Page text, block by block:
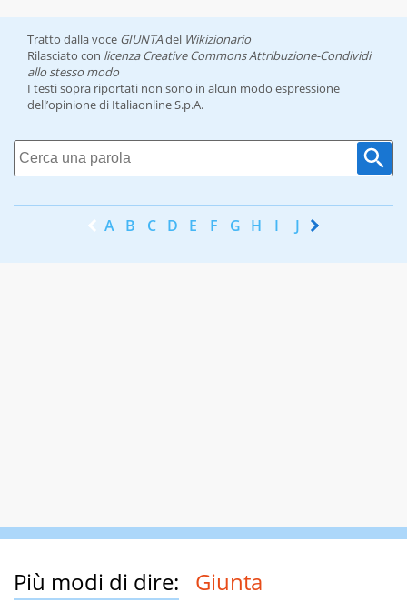
Tratto dalla voce GIUNTAdel Wikizionario
Rilasciato con licenza Creative Commons Attribuzione-Condividi
allo stesso modo
I testi sopra riportati non sono in alcun modo espressione
dell’opinione di Italiaonline S.p.A.
A B C D E F G H I J K
Più modi di dire: Giunta